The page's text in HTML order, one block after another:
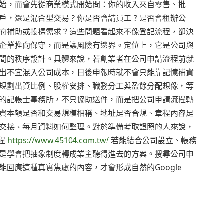
，而會先從商業模式開始問：你的收入來自零售、批
，還是混合型交易？你是否會請員工？是否會租辦公
補助或投標需求？這些問題看起來不像登記流程，卻決
業推向保守，而是讓風險有邊界。定位上，它是公司與
的秩序設計。具體來說，若創業者在公司申請流程前就
不宜混入公司成本，日後申報時就不會只能靠記憶補資
劃出資比例、股權安排、職務分工與盈餘分配想像，等
記帳士事務所，不只協助送件，而是把公司申請流程轉
本額是否和交易規模相稱、地址是否合規、章程內容是
、每月資料如何整理。對於準備考取證照的人來說，
https://www.45104.com.tw/若能結合公司設立、帳務
學會把抽象制度轉成業主聽得進去的方案。搜尋公司申
回應這種真實焦慮的內容，才會形成自然的Google